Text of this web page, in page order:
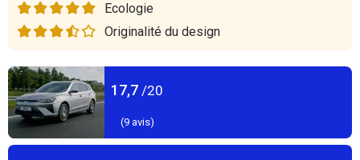
Ecologie
Originalité du design
17,7 /20
(9avis)